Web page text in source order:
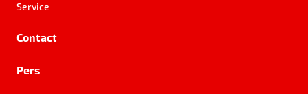
Service
Contact
Pers